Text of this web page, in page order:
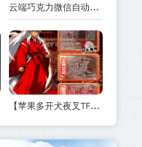
云端巧克力微信自动抢红包操作流程巧克力激活码续费云端秒抢辅助工具
【苹果多开犬夜叉TF兑换激活码官网下载方法】如何实现定时群发和万群同步